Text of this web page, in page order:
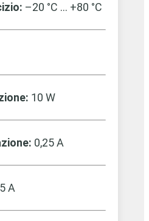
–20 °C … +80 °C
10 W
0,25 A
A